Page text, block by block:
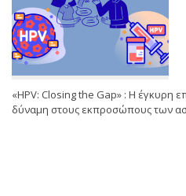
«HPV: Closing the Gap» : Η έγκυρη
δύναμη στους εκπροσώπους των